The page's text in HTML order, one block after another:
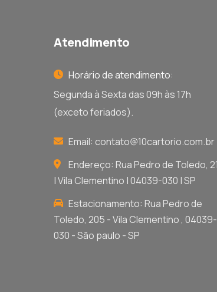
Atendimento
Horário de atendimento:
Segunda à Sexta das 09h às 17h
(exceto feriados).
Email: contato@10cartorio.com.br
Endereço: Rua Pedro de Toledo,
| Vila Clementino | 04039-030 | SP
Estacionamento: Rua Pedro de
Toledo, 205 - Vila Clementino , 04039-
030 - São paulo - SP